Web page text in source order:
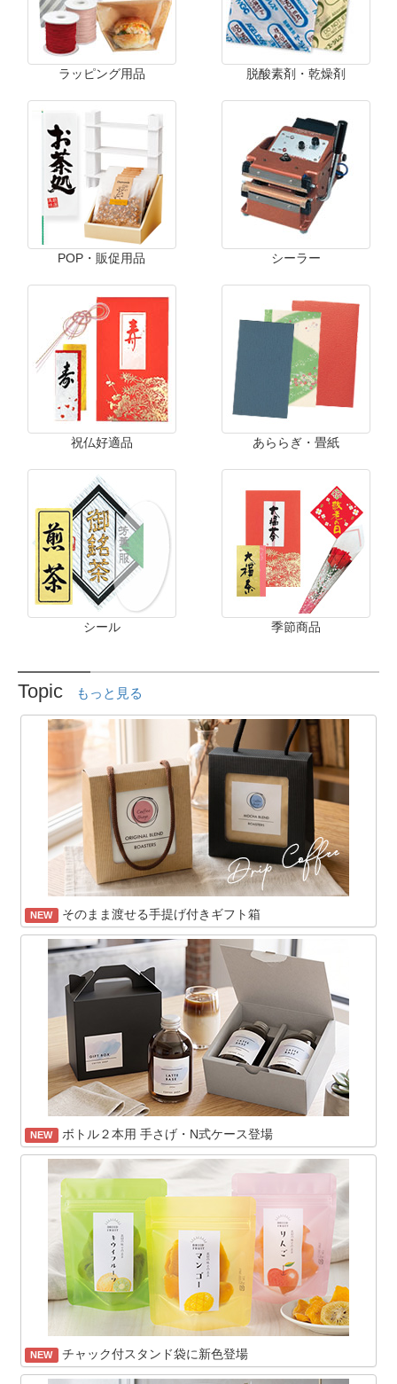
ラッピング用品 脱酸素剤・乾燥剤
POP・販促用品 シーラー
祝仏好適品 あららぎ・畳紙
シール 季節商品
Topic もっと見る
NEW そのまま渡せる手提げ付きギフト箱
NEW ボトル２本用 手さげ・N式ケース登場
NEW チャック付スタンド袋に新色登場